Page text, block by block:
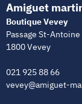
Amiguet
Boutique Vevey
Passage St-Antoine
1800 Vevey
021 925 88 66
vevey@amiguet-